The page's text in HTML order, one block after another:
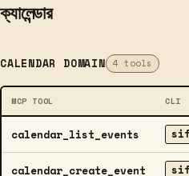
ক্যালেন্ডার
CALENDAR DOMAIN 4 tools
MCP TOOL CLI
calendar_list_events
calendar_create_event